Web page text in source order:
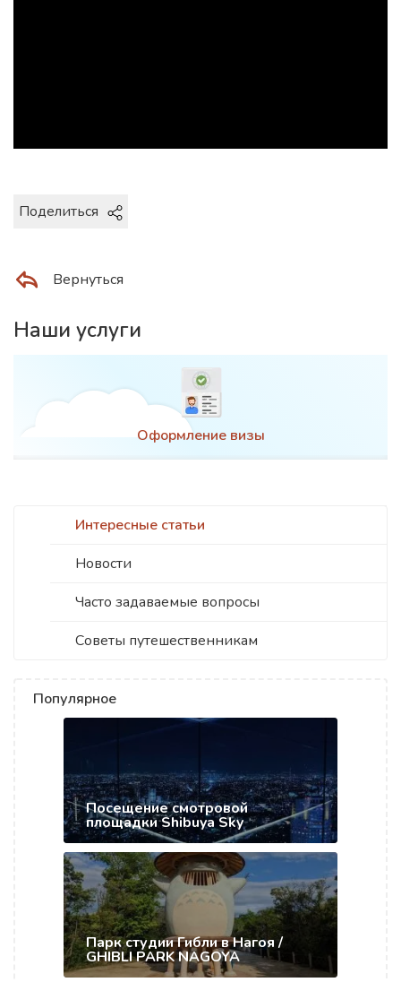
Интересные статьи
Новости
Часто задаваемые вопросы
Советы путешественникам
Популярное
Посещение смотровой
площадки Shibuya Sky
Парк студии Гибли в Нагоя /
GHIBLI PARK NAGOYA
Поделиться
Вернуться
Наши услуги
Оформление визы